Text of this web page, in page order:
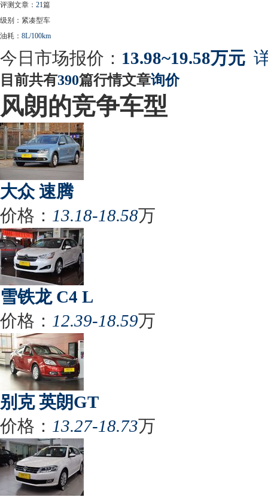
评测文章： 21篇
级别：紧凑型车
油耗： 8L/100km
今日市场报价： 13.98~19.58万元
目前共有390篇行情文章询价
风朗的竞争车型
大众 速腾
价格： 13.18-18.58万
雪铁龙 C4 L
价格： 12.39-18.59万
别克 英朗GT
价格： 13.27-18.73万